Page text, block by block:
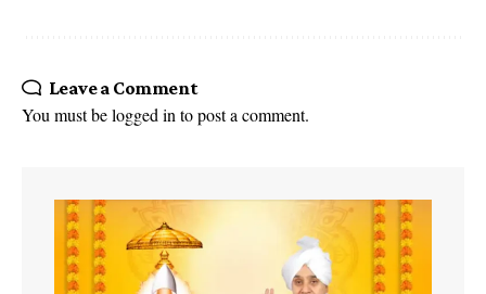
Leave a Comment
You must belogged in to post a comment.